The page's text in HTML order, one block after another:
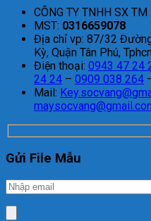
CÔNG TY TNHH SX TM
MST: 0316659078
Địa chỉ vp: 87/32
Kỳ, Quận Tân Phú,
Điện thoại: 0943 47 24
24 24 – 0909 038 264
Mail:
Gửi File Mẫu